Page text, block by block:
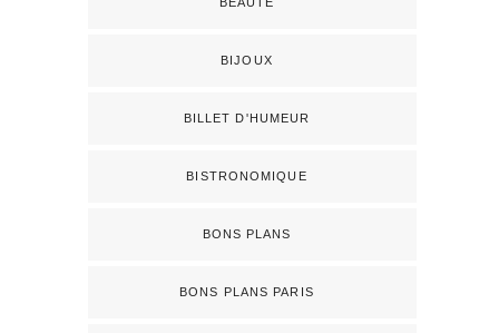
BIJOUX
BILLET D'HUMEUR
BISTRONOMIQUE
BONS PLANS
BONS PLANS PARIS